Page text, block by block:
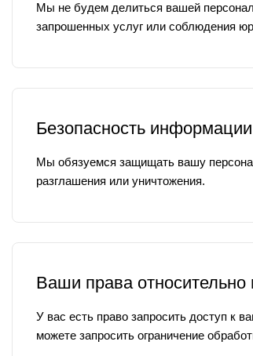
Мы не будем делиться вашей
запрошенных услуг или соблюдения
Безопасность информации
Мы обязуемся защищать вашу
разглашения или уничтожения.
Ваши права
У вас есть право запросить доступ к
можете запросить ограничение